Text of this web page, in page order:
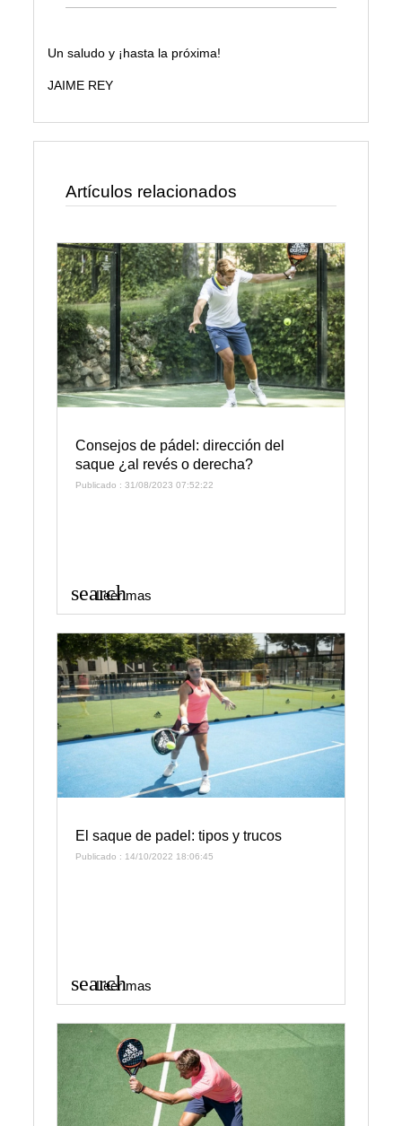
Un saludo y ¡hasta la próxima!
JAIME REY
Artículos relacionados
Consejos de pádel: dirección del
saque ¿al revés o derecha?
Publicado : 31/08/2023 07:52:22
search
Leer mas
El saque de padel: tipos y trucos
Publicado : 14/10/2022 18:06:45
search
Leer mas